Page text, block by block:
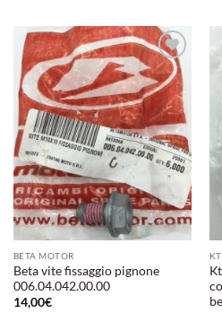
Aggiungi
alla lista
dei
desideri
BETA MOTOR
Beta vite fissaggio pignone
006.04.042.00.00
14,00€